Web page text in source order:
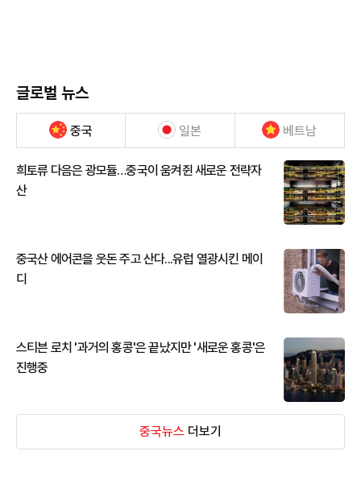
글로벌 뉴스
중국 일본 베트남
희토류 다음은 광모듈…중국이 움켜쥔 새로운 전략자
산
중국산 에어콘을 웃돈 주고 산다...유럽 열광시킨 메이
디
스티븐 로치 '과거의 홍콩'은 끝났지만 '새로운 홍콩'은
진행중
중국뉴스 더보기